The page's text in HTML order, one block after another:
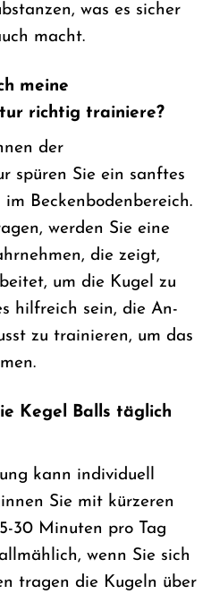
was es sicher
macht.
meine
richtig trainiere?
der
spüren Sie ein sanftes
Beckenbodenbereich.
werden Sie eine
die zeigt,
um die Kugel zu
hilfreich sein, die An-
zu trainieren, um das
Kegel Balls täglich
kann individuell
Sie mit kürzeren
30 Minuten pro Tag
wenn Sie sich
tragen die Kugeln über